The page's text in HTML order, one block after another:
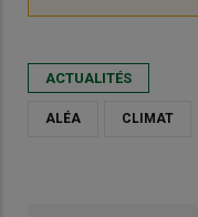
ACTUALITÉS
ALÉA CLIMAT